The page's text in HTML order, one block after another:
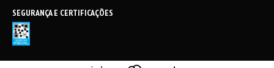
SEGURANÇA E CERTIFICAÇÕES